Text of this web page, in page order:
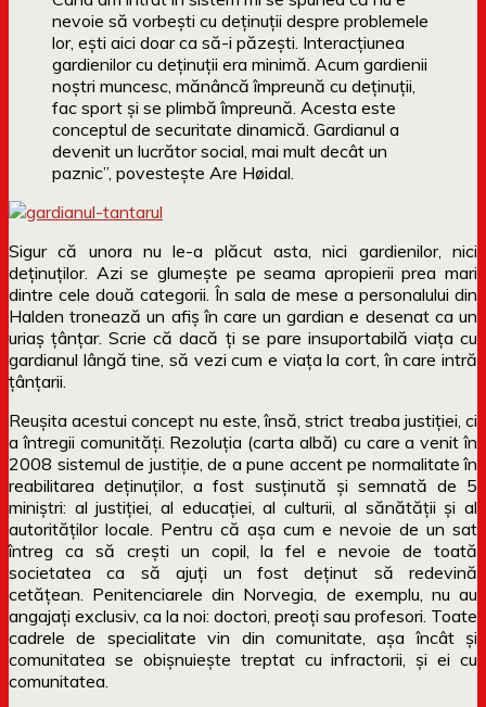
nevoie să vorbești cu deținuții despre problemele
lor, ești aici doar ca să-i păzești. Interacțiunea
gardienilor cu deținuții era minimă. Acum gardienii
noștri muncesc, mănâncă împreună cu deținuții,
fac sport și se plimbă împreună. Acesta este
conceptul de securitate dinamică. Gardianul a
devenit un lucrător social, mai mult decât un
paznic”, povestește Are Høidal.
Sigur că unora nu le-a plăcut asta, nici gardienilor, nici
deținuților. Azi se glumește pe seama apropierii prea mari
dintre cele două categorii. În sala de mese a personalului din
Halden tronează un afiș în care un gardian e desenat ca un
uriaș țânțar. Scrie că dacă ți se pare insuportabilă viața cu
gardianul lângă tine, să vezi cum e viața la cort, în care intră
țânțarii.
Reușita acestui concept nu este, însă, strict treaba justiției, ci
a întregii comunități. Rezoluția (carta albă) cu care a venit în
2008 sistemul de justiție, de a pune accent pe normalitate în
reabilitarea deținuților, a fost susținută și semnată de 5
miniștri: al justiției, al educației, al culturii, al sănătății și al
autorităților locale. Pentru că așa cum e nevoie de un sat
întreg ca să crești un copil, la fel e nevoie de toată
societatea ca să ajuți un fost deținut să redevină
cetățean. Penitenciarele din Norvegia, de exemplu, nu au
angajați exclusiv, ca la noi: doctori, preoți sau profesori. Toate
cadrele de specialitate vin din comunitate, așa încât și
comunitatea se obișnuiește treptat cu infractorii, și ei cu
comunitatea.